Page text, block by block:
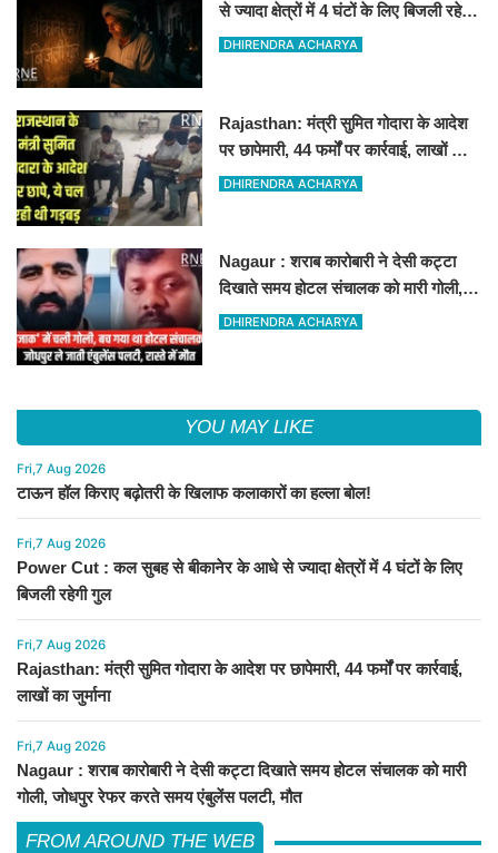
से ज्यादा क्षेत्रों में 4 घंटों के लिए बिजली रहेगी
गुल
DHIRENDRA ACHARYA
Rajasthan: मंत्री सुमित गोदारा के आदेश
पर छापेमारी, 44 फर्मों पर कार्रवाई, लाखों का
जुर्माना
DHIRENDRA ACHARYA
Nagaur : शराब कारोबारी ने देसी कट्टा
दिखाते समय होटल संचालक को मारी गोली,
जोधपुर रेफर करते समय एंबुलेंस पलटी, मौत
DHIRENDRA ACHARYA
YOU MAY LIKE
Fri,7 Aug 2026
टाऊन हॉल किराए बढ़ोतरी के खिलाफ कलाकारों का हल्ला बोल!
Fri,7 Aug 2026
Power Cut : कल सुबह से बीकानेर के आधे से ज्यादा क्षेत्रों में 4 घंटों के लिए
बिजली रहेगी गुल
Fri,7 Aug 2026
Rajasthan: मंत्री सुमित गोदारा के आदेश पर छापेमारी, 44 फर्मों पर कार्रवाई,
लाखों का जुर्माना
Fri,7 Aug 2026
Nagaur : शराब कारोबारी ने देसी कट्टा दिखाते समय होटल संचालक को मारी
गोली, जोधपुर रेफर करते समय एंबुलेंस पलटी, मौत
FROM AROUND THE WEB